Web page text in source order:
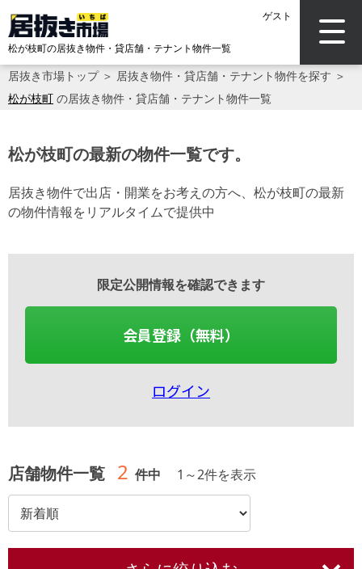
ゲスト
松が枝町の居抜き物件・貸店舗・テナント物件一覧
居抜き市場トップ＞ 居抜き物件・貸店舗・テナント物件を探す ＞
松が枝町 の居抜き物件・貸店舗・テナント物件一覧
松が枝町の最新の物件一覧です。
居抜き物件で出店・開業をお考えの方へ、松が枝町の最新
の物件情報をリアルタイムで提供中
限定公開情報を確認できます
会員登録（無料）
ログイン
店舗物件一覧 2 件中 1 ～2件を表示